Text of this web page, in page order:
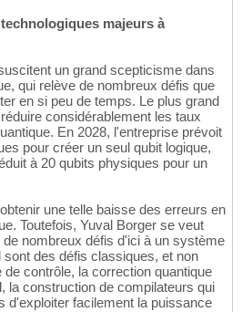
majeurs à
un grand scepticisme dans
qui relève de nombreux défis que
en si peu de temps. Le plus grand
considérablement les taux
En 2028, l'entreprise prévoit
pour créer un seul qubit logique,
à 20 qubits physiques pour un
une telle baisse des erreurs en
Toutefois, Yuval Borger se veut
nombreux défis d'ici à un système
des défis classiques, et non
contrôle, la correction quantique
la construction de compilateurs qui
d'exploiter facilement la puissance